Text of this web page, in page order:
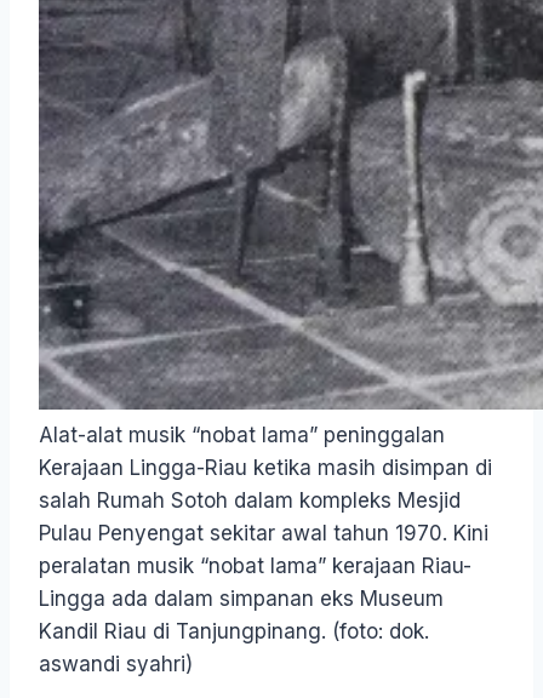
Alat-alat musik “nobat lama” peninggalan
Kerajaan Lingga-Riau ketika masih disimpan di
salah Rumah Sotoh dalam kompleks Mesjid
Pulau Penyengat sekitar awal tahun 1970. Kini
peralatan musik “nobat lama” kerajaan Riau-
Lingga ada dalam simpanan eks Museum
Kandil Riau di Tanjungpinang. (foto: dok.
aswandi syahri)